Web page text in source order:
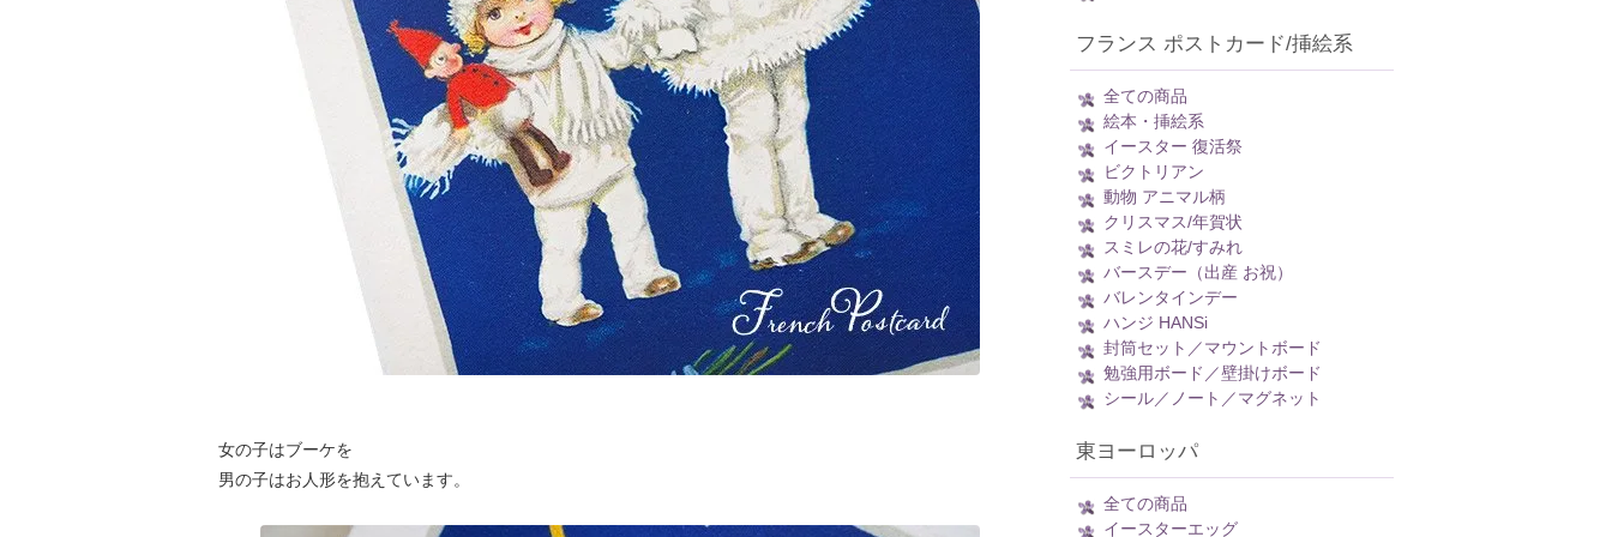
女の子はブーケを
男の子はお人形を抱えています。
フランス ポストカード/挿絵系
全ての商品
絵本・挿絵系
イースター 復活祭
ビクトリアン
動物 アニマル柄
クリスマス/年賀状
スミレの花/すみれ
バースデー（出産 お祝）
バレンタインデー
ハンジ HANSi
封筒セット／マウントボード
勉強用ボード／壁掛けボード
シール／ノート／マグネット
東ヨーロッパ
全ての商品
イースターエッグ